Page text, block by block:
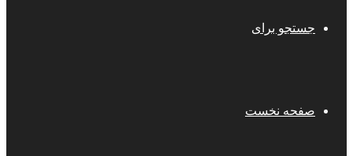
جستجو برای
صفحه نخست